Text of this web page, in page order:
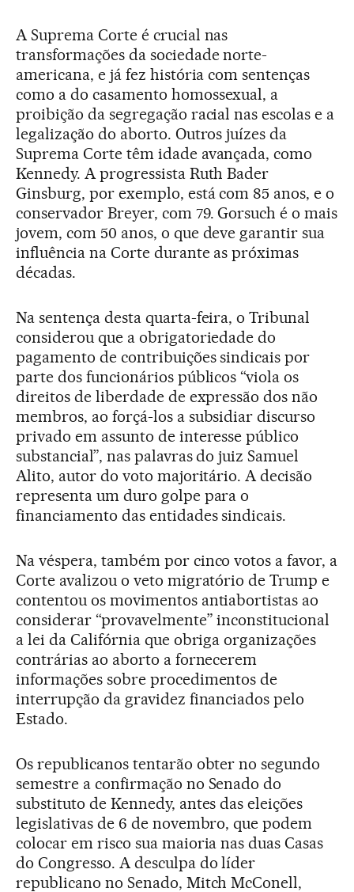
A Suprema Corte é crucial nas
transformações da sociedade norte-
americana, e já fez história com sentenças
como a do casamento homossexual, a
proibição da segregação racial nas escolas e a
legalização do aborto. Outros juízes da
Suprema Corte têm idade avançada, como
Kennedy. A progressista Ruth Bader
Ginsburg, por exemplo, está com 85 anos, e o
conservador Breyer, com 79. Gorsuch é o mais
jovem, com 50 anos, o que deve garantir sua
influência na Corte durante as próximas
décadas.
Na sentença desta quarta-feira, o Tribunal
considerou que a obrigatoriedade do
pagamento de contribuições sindicais por
parte dos funcionários públicos “viola os
direitos de liberdade de expressão dos não
membros, ao forçá-los a subsidiar discurso
privado em assunto de interesse público
substancial”, nas palavras do juiz Samuel
Alito, autor do voto majoritário. A decisão
representa um duro golpe para o
financiamento das entidades sindicais.
Na véspera, também por cinco votos a favor, a
Corte avalizou o veto migratório de Trump e
contentou os movimentos antiabortistas ao
considerar “provavelmente” inconstitucional
a lei da Califórnia que obriga organizações
contrárias ao aborto a fornecerem
informações sobre procedimentos de
interrupção da gravidez financiados pelo
Estado.
Os republicanos tentarão obter no segundo
semestre a confirmação no Senado do
substituto de Kennedy, antes das eleições
legislativas de 6 de novembro, que podem
colocar em risco sua maioria nas duas Casas
do Congresso. A desculpa do líder
republicano no Senado, Mitch McConell,